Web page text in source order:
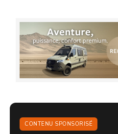
CONTENU SPONSORISÉ